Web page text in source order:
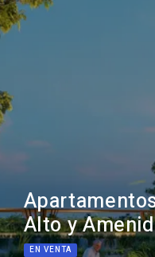
Alto y
EN VENTA